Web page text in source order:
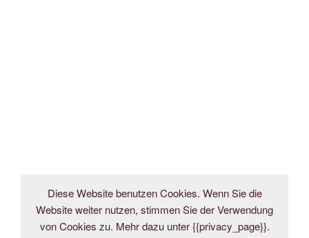
Diese Website benutzen Cookies. Wenn Sie die
Website weiter nutzen, stimmen Sie der Verwendung
von Cookies zu. Mehr dazu unter {{privacy_page}}.